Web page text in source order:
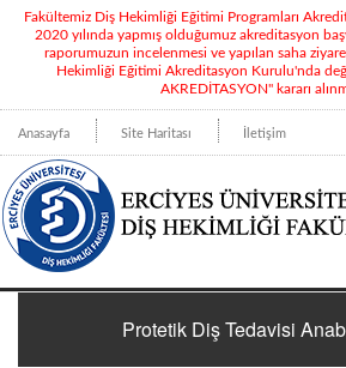
Fakültemiz Diş Hekimliği Eğitimi Programları
2020 yılında yapmış olduğumuz akreditasyon
raporumuzun incelenmesi ve yapılan saha
Hekimliği Eğitimi Akreditasyon Kurulu'nda
AKREDİTASYON" kararı
Anasayfa Site Haritası İletişim
Protetik Diş Tedavisi